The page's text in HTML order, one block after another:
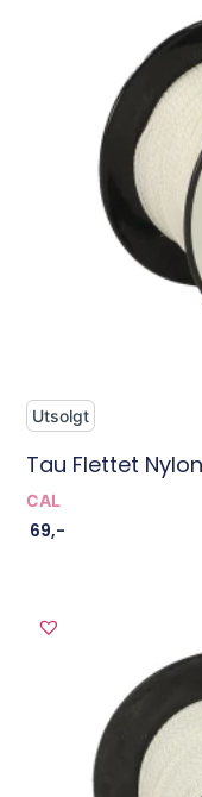
Tau Flettet
CAL
69,-
Utsolgt